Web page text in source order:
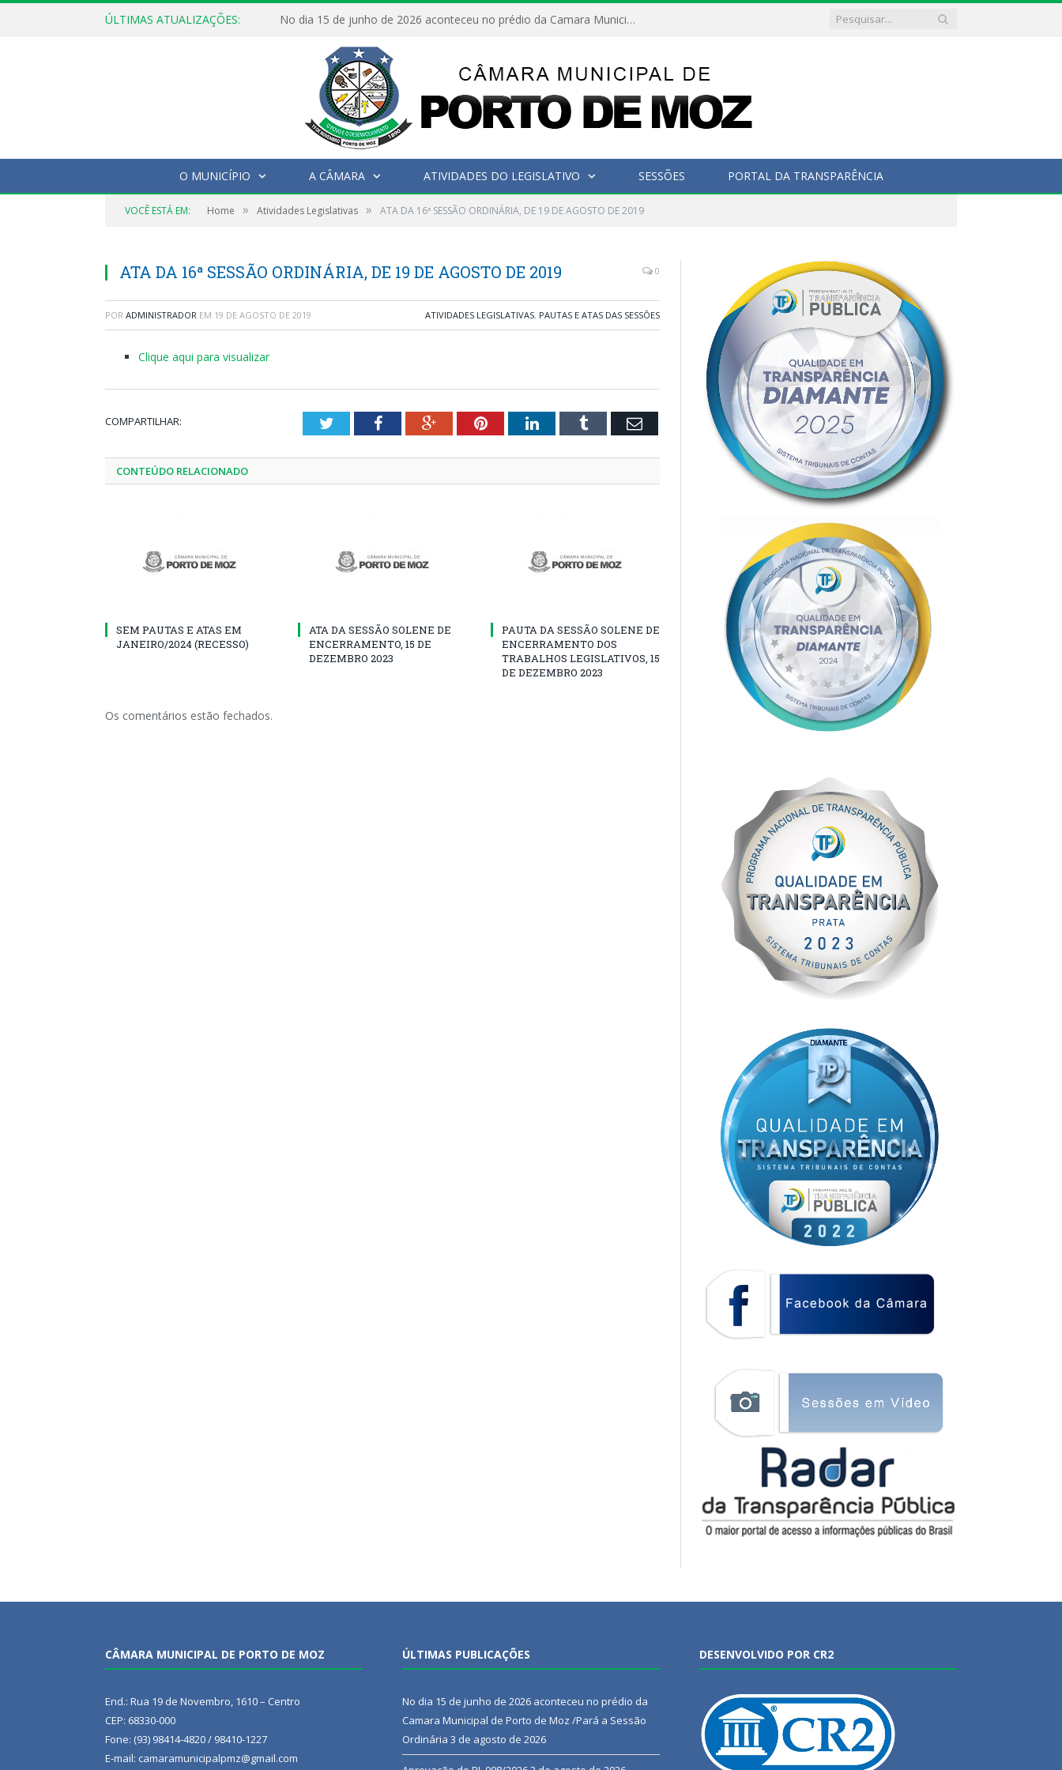
ÚLTIMAS ATUALIZAÇÕES: No dia 15 de junho de 2026 aconteceu no prédio da Camara Municipal de Porto de Moz /Pará a Sessão Ordinária
O MUNICÍPIO A CÂMARA ATIVIDADES DO LEGISLATIVO SESSÕES PORTAL DA TRANSPARÊNCIA
VOCÊ ESTÁ EM: Home » Atividades Legislativas » ATA DA 16ª SESSÃO ORDINÁRIA, DE 19 DE AGOSTO DE 2019
ATA DA 16ª SESSÃO ORDINÁRIA, DE 19 DE AGOSTO DE 2019 0
POR ADMINISTRADOR EM 19 DE AGOSTO DE 2019 ATIVIDADES LEGISLATIVAS, PAUTAS E ATAS DAS SESSÕES
Clique aqui para visualizar
COMPARTILHAR: TwitterFacebookGoogle+PinterestLinkedInTumblr Email
CONTEÚDO RELACIONADO
SEM PAUTAS E ATAS EM
JANEIRO/2024 (RECESSO)
ATA DA SESSÃO SOLENE DE
ENCERRAMENTO, 15 DE
DEZEMBRO 2023
PAUTA DA SESSÃO SOLENE DE
ENCERRAMENTO DOS
TRABALHOS LEGISLATIVOS, 15
DE DEZEMBRO 2023
Os comentários estão fechados.
CÂMARA MUNICIPAL DE PORTO DE MOZ
End.: Rua 19 de Novembro, 1610 – Centro
CEP: 68330-000
Fone: (93) 98414-4820 / 98410-1227
E-mail: camaramunicipalpmz@gmail.com
ÚLTIMAS PUBLICAÇÕES
No dia 15 de junho de 2026 aconteceu no prédio da
Camara Municipal de Porto de Moz /Pará a Sessão
Ordinária 3 de agosto de 2026
DESENVOLVIDO POR CR2